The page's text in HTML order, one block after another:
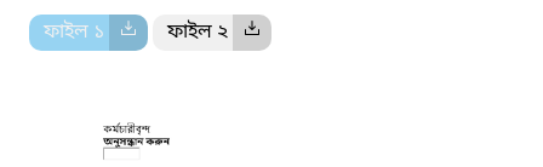
ফাইল ১ ফাইল ২